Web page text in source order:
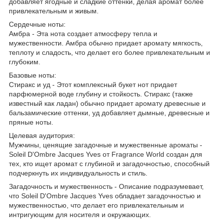
привлекательным и живым.
Сердечные ноты:
Амбра - Эта нота создает атмосферу тепла и
мужественности. Амбра обычно придает аромату мягкость,
теплоту и сладость, что делает его более привлекательным и
глубоким.
Базовые ноты:
Стиракс и уд - Этот комплексный букет нот придает
парфюмерной воде глубину и стойкость. Стиракс (также
известный как ладан) обычно придает аромату древесные и
бальзамические оттенки, уд добавляет дымные, древесные и
пряные ноты.
Целевая аудитория:
Мужчины, ценящие загадочные и мужественные ароматы -
Soleil D'Ombre Jacques Yves от Fragrance World создан для
тех, кто ищет аромат с глубиной и загадочностью, способный
подчеркнуть их индивидуальность и стиль.
Загадочность и мужественность - Описание подразумевает,
что Soleil D'Ombre Jacques Yves обладает загадочностью и
мужественностью, что делает его привлекательным и
интригующим для носителя и окружающих.